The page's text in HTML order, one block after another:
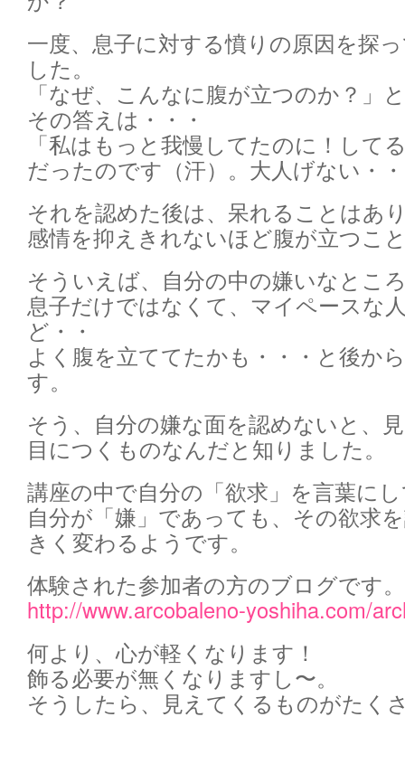
一度、息子に対する憤りの原因を探
した。
「なぜ、こんなに腹が立つのか？」
その答えは・・・
「私はもっと我慢してたのに！して
だったのです（汗）。大人げない・
それを認めた後は、呆れることはあ
感情を抑えきれないほど腹が立つこ
そういえば、自分の中の嫌いなとこ
息子だけではなくて、マイペースな
ど・・
よく腹を立ててたかも・・・と後か
す。
そう、自分の嫌な面を認めないと、
目につくものなんだと知りました。
講座の中で自分の「欲求」を言葉に
自分が「嫌」であっても、その欲求
きく変わるようです。
体験された参加者の方のブログです。
http://www.arcobaleno-yoshiha.com/
何より、心が軽くなります！
飾る必要が無くなりますし〜。
そうしたら、見えてくるものがたく